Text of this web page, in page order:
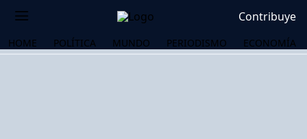
Contribuye
HOME POLÍTICA MUNDO PERIODISMO ECONOMÍA